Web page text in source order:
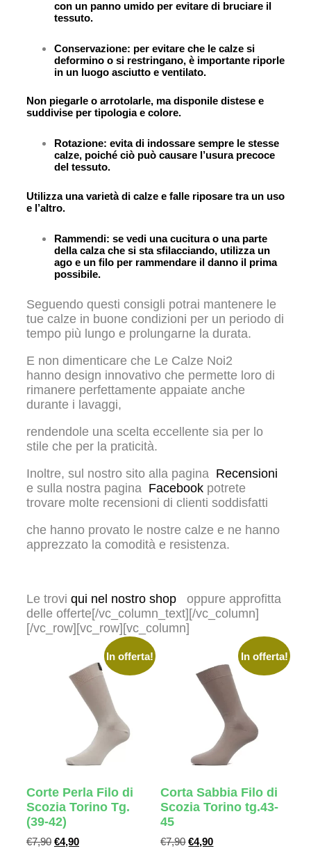
con un panno umido per evitare di bruciare il
tessuto.
Conservazione: per evitare che le calze si
deformino o si restringano, è importante riporle
in un luogo asciutto e ventilato.
Non piegarle o arrotolarle, ma disponile distese e
suddivise per tipologia e colore.
Rotazione: evita di indossare sempre le stesse
calze, poiché ciò può causare l’usura precoce
del tessuto.
Utilizza una varietà di calze e falle riposare tra un uso
e l’altro.
Rammendi: se vedi una cucitura o una parte
della calza che si sta sfilacciando, utilizza un
ago e un filo per rammendare il danno il prima
possibile.
Seguendo questi consigli potrai mantenere le
tue calze in buone condizioni per un periodo di
tempo più lungo e prolungarne la durata.
E non dimenticare che Le Calze Noi2
hanno design innovativo che permette loro di
rimanere perfettamente appaiate anche
durante i lavaggi,
rendendole una scelta eccellente sia per lo
stile che per la praticità.
Inoltre, sul nostro sito alla pagina Recensioni
e sulla nostra pagina Facebook potrete
trovare molte recensioni di clienti soddisfatti
che hanno provato le nostre calze e ne hanno
apprezzato la comodità e resistenza.
Le trovi qui nel nostro shop
oppure approfitta
delle offerte[/vc_column_text][/vc_column]
[/vc_row][vc_row][vc_column]
In offerta!
Corte Perla Filo di
Scozia Torino Tg.
(39-42)
€7,90 €4,90
In offerta!
Corta Sabbia Filo di
Scozia Torino tg.43-
45
€7,90 €4,90